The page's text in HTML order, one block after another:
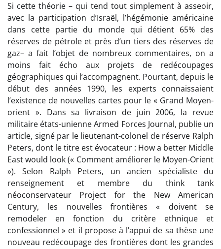
Si cette théorie – qui tend tout simplement à asseoir,
avec la participation d’Israël, l’hégémonie américaine
dans cette partie du monde qui détient 65% des
réserves de pétrole et près d’un tiers des réserves de
gaz– a fait l’objet de nombreux commentaires, on a
moins fait écho aux projets de redécoupages
géographiques qui l’accompagnent. Pourtant, depuis le
début des années 1990, les experts connaissaient
l’existence de nouvelles cartes pour le « Grand Moyen-
orient ». Dans sa livraison de juin 2006, la revue
militaire états-unienne Armed Forces Journal, publie un
article, signé par le lieutenant-colonel de réserve Ralph
Peters, dont le titre est évocateur : How a better Middle
East would look (« Comment améliorer le Moyen-Orient
»). Selon Ralph Peters, un ancien spécialiste du
renseignement et membre du think tank
néoconservateur Project for the New American
Century, les nouvelles frontières « doivent se
remodeler en fonction du critère ethnique et
confessionnel » et il propose à l’appui de sa thèse une
nouveau redécoupage des frontières dont les grandes